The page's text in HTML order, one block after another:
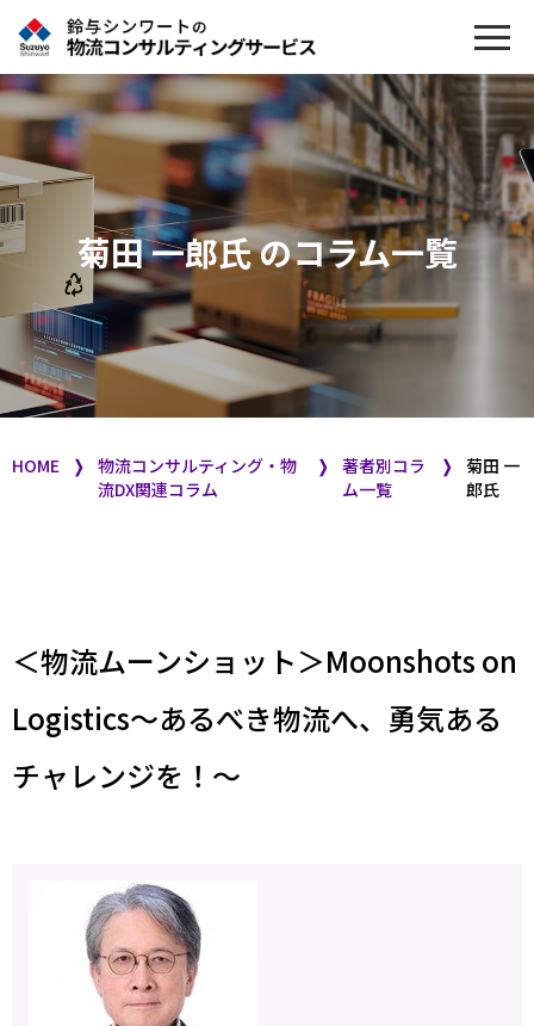
菊田 一郎氏 のコラム一覧
HOME ❭ 物流コンサルティング・物
流DX関連コラム
❭ 著者別コラ
ム一覧
❭ 菊田 一
郎氏
＜物流ムーンショット＞Moonshots on
Logistics～あるべき物流へ、勇気ある
チャレンジを！～